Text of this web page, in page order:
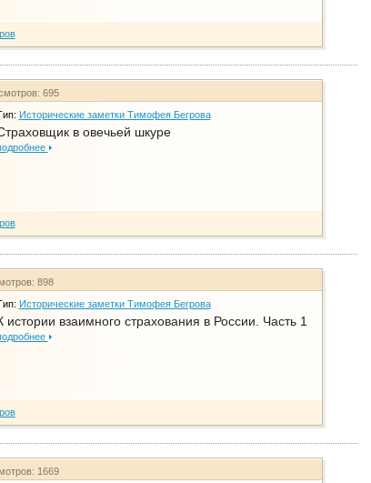
695
Исторические заметки Тимофея Бегрова
в овечьей шкуре
898
Исторические заметки Тимофея Бегрова
истории взаимного страхования в России. Часть 1
1669